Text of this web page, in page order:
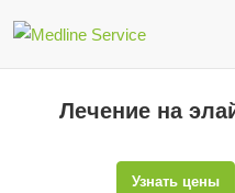
Лечение на
Узнать цены